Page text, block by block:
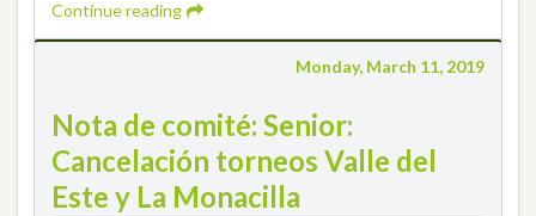
Continue reading
Monday, March 11, 2019
Nota de comité: Senior:
Cancelación torneos Valle del
Este y La Monacilla